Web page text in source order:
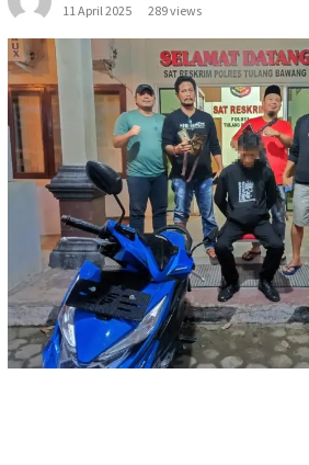
11 April 2025
289 views